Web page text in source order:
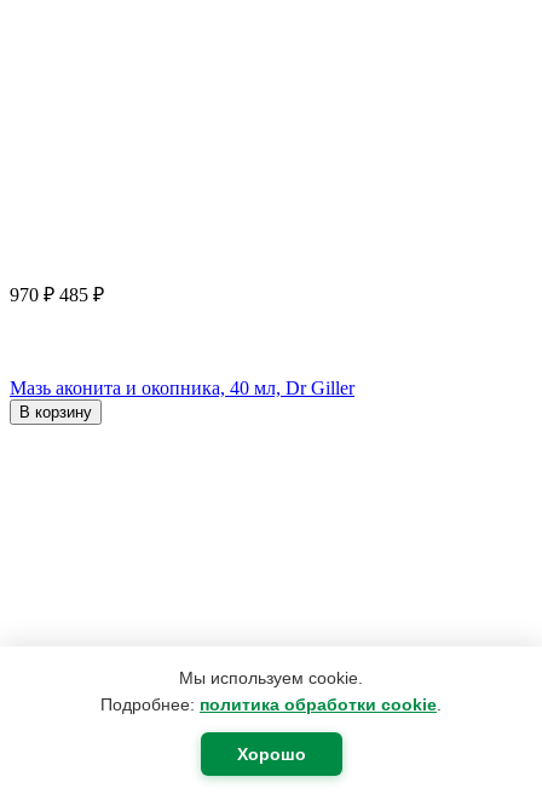
Мы используем cookie.
Подробнее: политика обработки cookie
Хорошо
970 ₽ 485 ₽
Мазь аконита и окопника, 40 мл, Dr Giller
В корзину